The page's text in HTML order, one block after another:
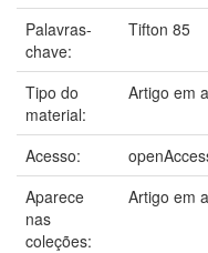
Palavras-
chave:
Tifton 85
Tipo do
material:
Artigo em
Acesso:
Aparece
nas
coleções:
Artigo em